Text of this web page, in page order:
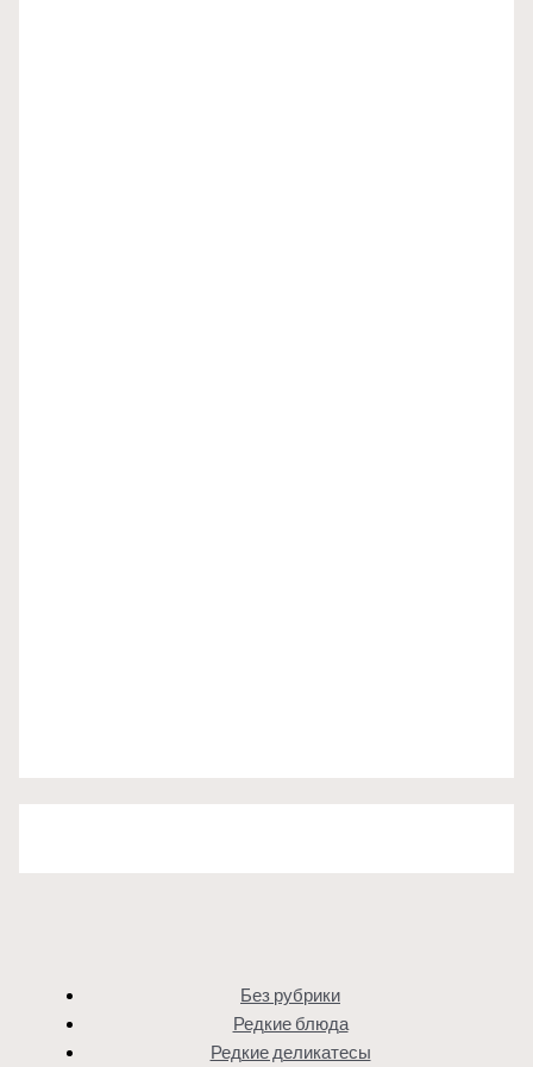
Без рубрики
Редкие блюда
Редкие деликатесы